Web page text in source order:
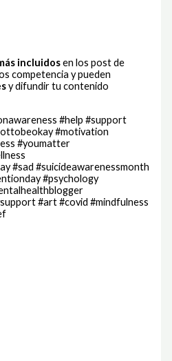
incluidosen los post de
competencia y pueden
y difundir tu contenido
#help #support
#motivation
#youmatter
#sad #suicideawarenessmonth
#psychology
#art #covid #mindfulness